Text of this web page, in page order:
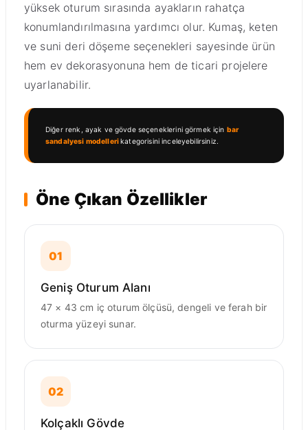
yüksek oturum sırasında ayakların rahatça
konumlandırılmasına yardımcı olur. Kumaş, keten
ve suni deri döşeme seçenekleri sayesinde ürün
hem ev dekorasyonuna hem de ticari projelere
uyarlanabilir.
Diğer renk, ayak ve gövde seçeneklerini görmek için bar
sandalyesi modellerikategorisini inceleyebilirsiniz.
Öne Çıkan Özellikler
01
Geniş Oturum Alanı
47 × 43 cm iç oturum ölçüsü, dengeli ve ferah bir
oturma yüzeyi sunar.
02
Kolçaklı Gövde